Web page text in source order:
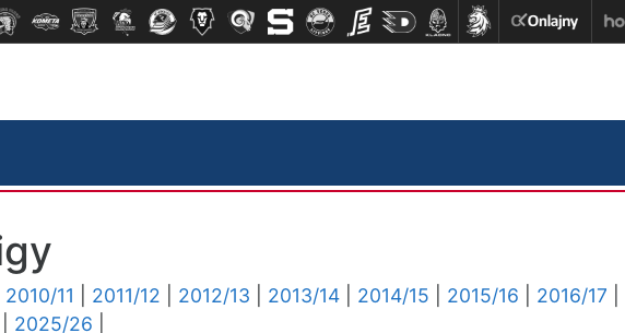
2010/11 2011/12 2012/13 2013/14 2014/15 2015/16 2016/17
2025/26